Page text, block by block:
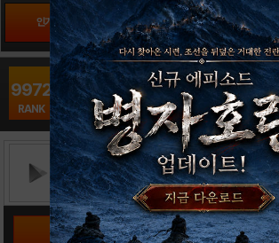
인기게임 팬사이트순위 PLAY스토어순위
9972
RANK
조조 키우기 : 방치형 RPG16
시뮬레이션/RPG / nostellar
출시일: 0000-00-00
공략 커뮤니티 바로가기